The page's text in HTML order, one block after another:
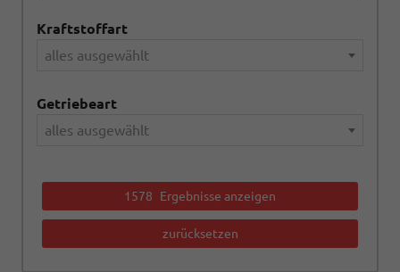
Kraftstoffart
alles ausgewählt
Getriebeart
alles ausgewählt
1578 Ergebnisse anzeigen
zurücksetzen